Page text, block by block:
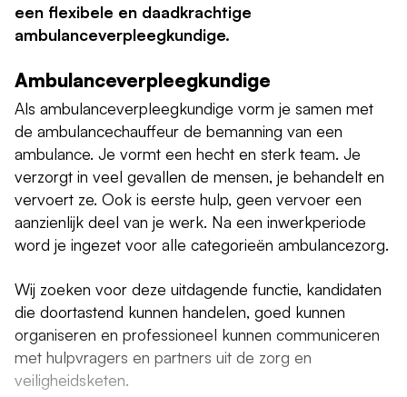
een flexibele en daadkrachtige
ambulanceverpleegkundige.
Ambulanceverpleegkundige
Als ambulanceverpleegkundige vorm je samen met
de ambulancechauffeur de bemanning van een
ambulance. Je vormt een hecht en sterk team. Je
verzorgt in veel gevallen de mensen, je behandelt en
vervoert ze. Ook is eerste hulp, geen vervoer een
aanzienlijk deel van je werk. Na een inwerkperiode
word je ingezet voor alle categorieën ambulancezorg.
Wij zoeken voor deze uitdagende functie, kandidaten
die doortastend kunnen handelen, goed kunnen
organiseren en professioneel kunnen communiceren
met hulpvragers en partners uit de zorg en
veiligheidsketen.